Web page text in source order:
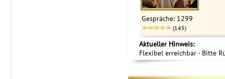
Gespräche: 1299
(145)
Aktueller Hinweis:
Flexibel erreichbar - Bitte